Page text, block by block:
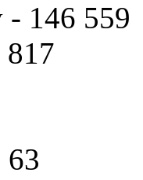
146 559
817
63